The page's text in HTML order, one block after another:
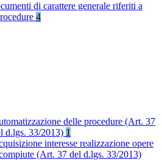
di carattere generale riferiti a
4
delle procedure (Art. 37
d.lgs. 33/2013) 1
interesse realizzazione opere
(Art. 37 del d.lgs. 33/2013)